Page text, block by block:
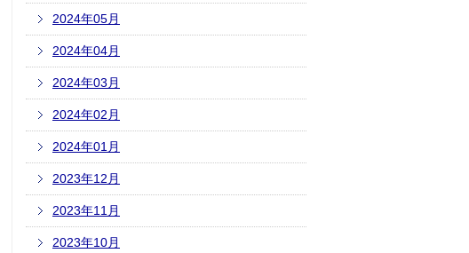
2024年05月
2024年04月
2024年03月
2024年02月
2024年01月
2023年12月
2023年11月
2023年10月